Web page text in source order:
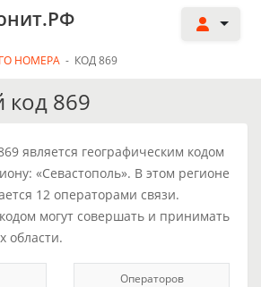
НОМЕРА - КОД 869
869
является географическим кодом
«Севастополь». В этом регионе
12 операторами связи.
могут совершать и принимать
области.
Операторов